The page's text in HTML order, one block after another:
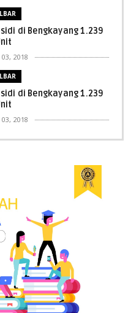
di Bengkayang 1.239
2018
di Bengkayang 1.239
2018
Mahasiswi STAI Al-
....
2018
Swasta di
Bukti ...
2018